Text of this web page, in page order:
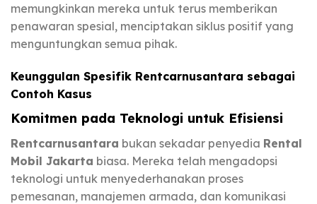
memungkinkan mereka untuk terus memberikan
penawaran spesial, menciptakan siklus positif yang
menguntungkan semua pihak.
Keunggulan Spesifik Rentcarnusantara sebagai
Contoh Kasus
Komitmen pada Teknologi untuk Efisiensi
Rentcarnusantara bukan sekadar penyedia Rental
Mobil Jakarta biasa. Mereka telah mengadopsi
teknologi untuk menyederhanakan proses
pemesanan, manajemen armada, dan komunikasi